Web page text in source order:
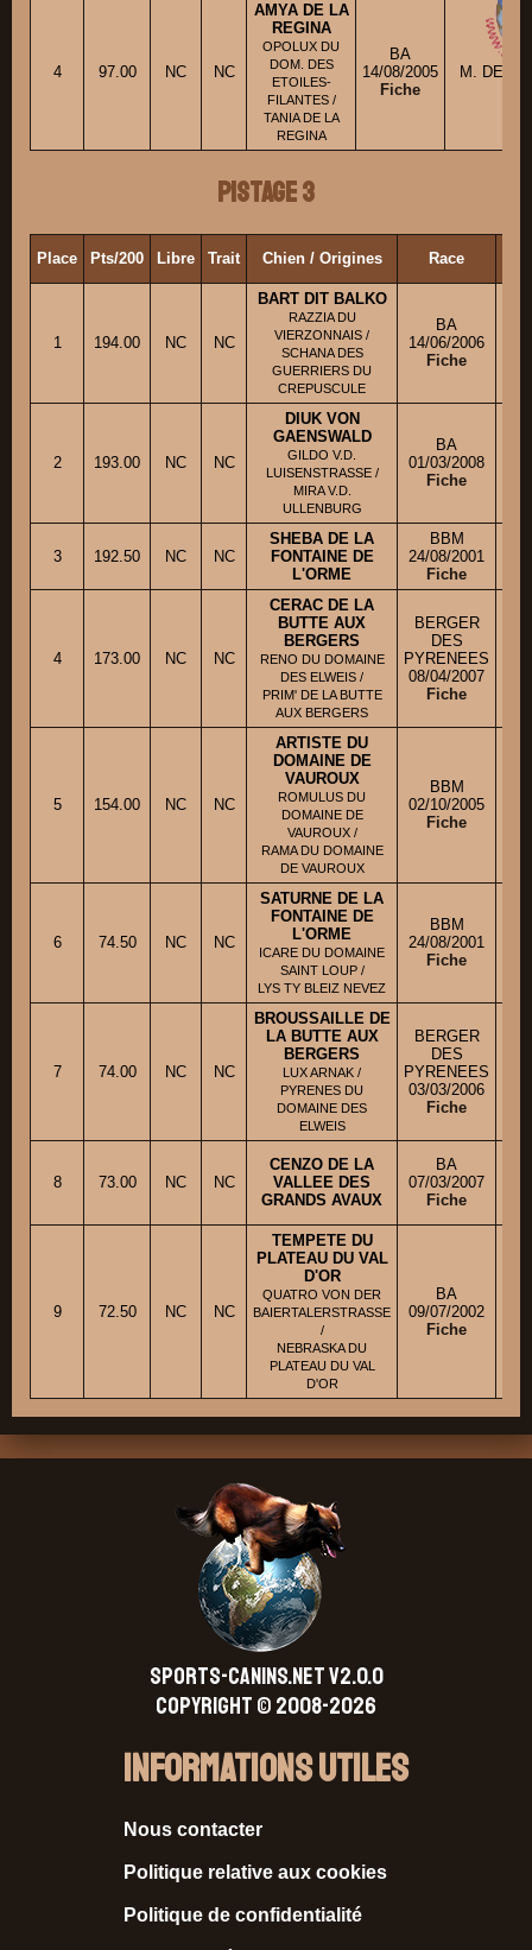
4 97.00 NC NC
AMYA DE LA
REGINA
OPOLUX DU
DOM. DES
ETOILES-
FILANTES /
TANIA DE LA
REGINA
BA
14/08/2005
Fiche
M.
Pistage 3
Place Pts/200 Libre Trait Chien / Origines Race
1 194.00 NC NC
BART DIT BALKO
RAZZIA DU
VIERZONNAIS /
SCHANA DES
GUERRIERS DU
CREPUSCULE
BA
14/06/2006
Fiche
2 193.00 NC NC
DIUK VON
GAENSWALD
GILDO V.D.
LUISENSTRASSE /
MIRA V.D.
ULLENBURG
BA
01/03/2008
Fiche
3 192.50 NC NC
SHEBA DE LA
FONTAINE DE
L'ORME
BBM
24/08/2001
Fiche
4 173.00 NC NC
CERAC DE LA
BUTTE AUX
BERGERS
RENO DU DOMAINE
DES ELWEIS /
PRIM' DE LA BUTTE
AUX BERGERS
BERGER
DES
PYRENEES
08/04/2007
Fiche
5 154.00 NC NC
ARTISTE DU
DOMAINE DE
VAUROUX
ROMULUS DU
DOMAINE DE
VAUROUX /
RAMA DU DOMAINE
DE VAUROUX
BBM
02/10/2005
Fiche
6 74.50 NC NC
SATURNE DE LA
FONTAINE DE
L'ORME
ICARE DU DOMAINE
SAINT LOUP /
LYS TY BLEIZ NEVEZ
BBM
24/08/2001
Fiche
7 74.00 NC NC
BROUSSAILLE DE
LA BUTTE AUX
BERGERS
LUX ARNAK /
PYRENES DU
DOMAINE DES
ELWEIS
BERGER
DES
PYRENEES
03/03/2006
Fiche
8 73.00 NC NC
CENZO DE LA
VALLEE DES
GRANDS AVAUX
BA
07/03/2007
Fiche
9 72.50 NC NC
TEMPETE DU
PLATEAU DU VAL
D'OR
QUATRO VON DER
BAIERTALERSTRASSE
/
NEBRASKA DU
PLATEAU DU VAL
D'OR
BA
09/07/2002
Fiche
SPORTS-CANINS.NET V2.0.0
Copyright © 2008-2026
Informations Utiles
Nous contacter
Politique relative aux cookies
Politique de confidentialité